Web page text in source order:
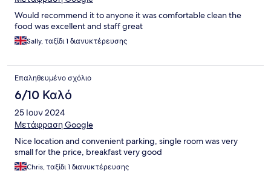
Would recommend it to anyone it was comfortable clean the
food was excellent and staff great
Sally, ταξίδι 1 διανυκτέρευσης
Επαληθευμένο σχόλιο
6/10 Καλό
25 Ιουν 2024
Μετάφραση Google
Nice location and convenient parking, single room was very
small for the price, breakfast very good
Chris, ταξίδι 1 διανυκτέρευσης